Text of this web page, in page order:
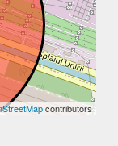
contributors